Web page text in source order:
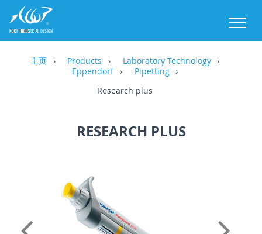
主页 Products
Laboratory Technology
Eppendorf
Pipetting
Research plus
RESEARCH PLUS